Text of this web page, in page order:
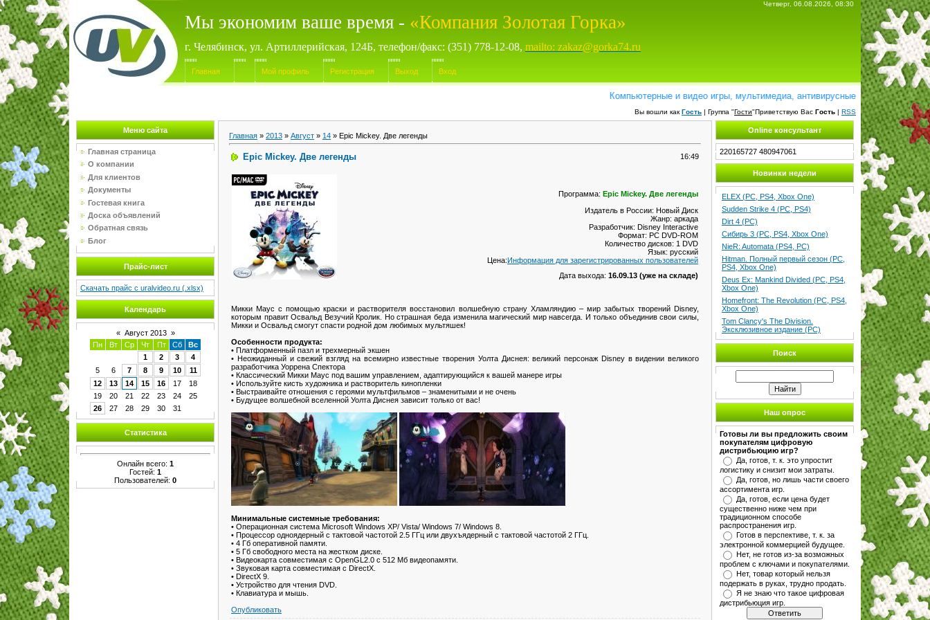
Четверг, 06.08.2026, 08:30
Мы экономим ваше время - «Компания Золотая Горка»
г. Челябинск, ул. Артиллерийская, 124Б, телефон/факс: (351) 778-12-08, mailto: zakaz@gorka74.ru
Главная Мой профиль Регистрация Выход Вход
Компьютерные и видео игры, мультимедиа, антивирусные программы,
Вы вошли как Гость | Группа "Гости"Приветствую Вас Гость | RSS
Меню сайта
Главная страница
О компании
Для клиентов
Документы
Гостевая книга
Доска объявлений
Обратная связь
Блог
Прайс-лист
Скачать прайс с uralvideo.ru (.xlsx)
Календарь
« Август 2013 »
Пн
Вт Ср Чт Пт Сб
Вс
1
2 3
4
5
6 7 8 9 10
11
12
13 14 15 16 17
18
19
20 21 22 23 24
25
26
27 28 29 30 31
Статистика
Онлайн всего: 1
Гостей: 1
Пользователей: 0
Главная » 2013 » Август » 14 » Epic Mickey. Две легенды
Epic Mickey. Две легенды 16:49
Программа: Epic Mickey. Две легенды
Издатель в России: Новый Диск
Жанр: аркада
Разработчик: Disney Interactive
Формат: PC DVD-ROM
Количество дисков: 1 DVD
Язык: русский
Цена:Информация для зарегистрированных пользователей
Дата выхода: 16.09.13 (уже на складе)
Микки Маус с помощью краски и растворителя восстановил волшебную страну Хламляндию – мир забытых творений Disney,
которым правит Освальд Везучий Кролик. Но страшная беда изменила магический мир навсегда. И только объединив свои силы,
Микки и Освальд смогут спасти родной дом любимых мультяшек!
Особенности продукта:
• Платформенный пазл и трехмерный экшен
• Неожиданный и свежий взгляд на всемирно известные творения Уолта Диснея: великий персонаж Disney в видении великого
разработчика Уоррена Спектора
• Классический Микки Маус под вашим управлением, адаптирующийся к вашей манере игры
• Используйте кисть художника и растворитель кинопленки
• Выстраивайте отношения с героями мультфильмов – знаменитыми и не очень
• Будущее волшебной вселенной Уолта Диснея зависит только от вас!
Минимальные системные требования:
• Операционная система Microsoft Windows XP/ Vista/ Windows 7/ Windows 8.
• Процессор одноядерный с тактовой частотой 2.5 ГГц или двухъядерный с тактовой частотой 2 ГГц.
• 4 Гб оперативной памяти.
• 5 Гб свободного места на жестком диске.
• Видеокарта совместимая с OpenGL2.0 с 512 Мб видеопамяти.
• Звуковая карта совместимая с DirectX.
• DirectX 9.
• Устройство для чтения DVD.
• Клавиатура и мышь.
Опубликовать
Online консультант
220165727 480947061
Новинки недели
ELEX (PC, PS4, Xbox One)
Sudden Strike 4 (PC, PS4)
Dirt 4 (PC)
Сибирь 3 (PC, PS4, Xbox One)
NieR: Automata (PS4, PC)
Hitman. Полный первый сезон (PC,
PS4, Xbox One)
Deus Ex: Mankind Divided (PC, PS4,
Xbox One)
Homefront: The Revolution (PC, PS4,
Xbox One)
Tom Clancy's The Division.
Эксклюзивное издание (PC)
Поиск
Наш опрос
Готовы ли вы предложить своим
покупателям цифровую
дистрибьюцию игр?
Да, готов, т. к. это упростит
логистику и снизит мои затраты.
Да, готов, но лишь части своего
ассортимента игр.
Да, готов, если цена будет
существенно ниже чем при
традиционном способе
распространения игр.
Готов в перспективе, т. к. за
электронной коммерцией будущее.
Нет, не готов из-за возможных
проблем с ключами и покупателями.
Нет, товар который нельзя
подержать в руках, трудно продать.
Я не знаю что такое цифровая
дистрибьюция игр.